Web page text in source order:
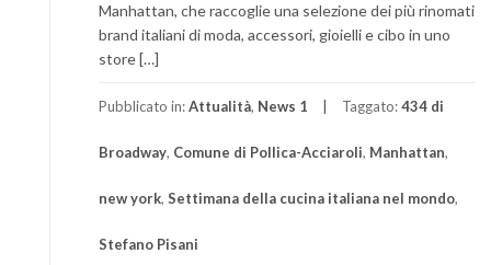
Manhattan, che raccoglie una selezione dei più rinomati
brand italiani di moda, accessori, gioielli e cibo in uno
store […]
Pubblicato in:Attualità, News 1 Taggato:434 di
Broadway, Comune di Pollica-Acciaroli, Manhattan,
new york, Settimana della cucina italiana nel mondo,
Stefano Pisani